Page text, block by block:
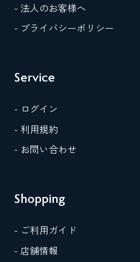
- 法人のお客様へ
- プライバシーポリシー
Service
- ログイン
- 利用規約
- お問い合わせ
Shopping
- ご利用ガイド
- 店舗情報